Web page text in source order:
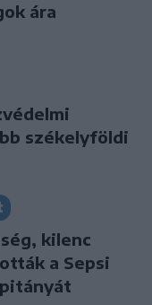
ára
székelyföldi
kilenc
a Sepsi